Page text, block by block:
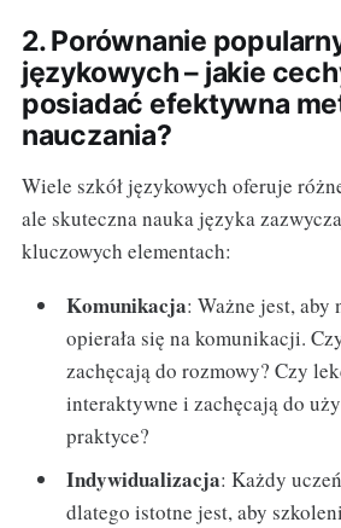
2. Porównanie
językowych – jakie
posiadać efektywna
nauczania?
Wiele szkół językowych oferuje
ale skuteczna nauka języka
kluczowych elementach:
Komunikacja: Ważne jest, aby
opierała się na komunikacji.
zachęcają do rozmowy? Czy
interaktywne i zachęcają do
praktyce?
Indywidualizacja: Każdy
dlatego istotne jest, aby